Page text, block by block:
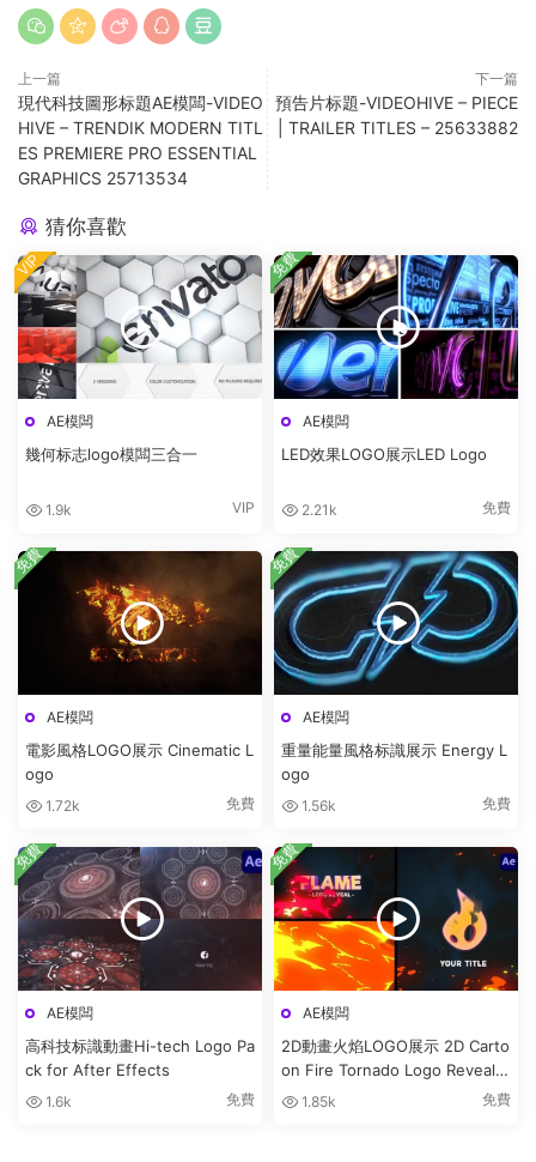
上一篇
現代科技圖形标題AE模闆-VIDEO
HIVE – TRENDIK MODERN TITL
ES PREMIERE PRO ESSENTIAL
GRAPHICS 25713534
下一篇
預告片标題-VIDEOHIVE – PIECE
| TRAILER TITLES – 25633882
猜你喜歡
AE模闆
幾何标志logo模闆三合一
1.9k VIP
VIP
AE模闆
LED效果LOGO展示LED Logo
2.21k 免費
免費
AE模闆
電影風格LOGO展示 Cinematic L
ogo
1.72k 免費
免費
AE模闆
重量能量風格标識展示 Energy L
ogo
1.56k 免費
免費
AE模闆
高科技标識動畫Hi-tech Logo Pa
ck for After Effects
1.6k 免費
免費
AE模闆
2D動畫火焰LOGO展示 2D Carto
on Fire Tornado Logo Reveals
[After Effects]
1.85k 免費
免費